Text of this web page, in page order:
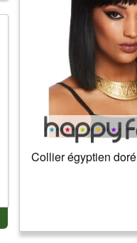
Collier égyptien doré